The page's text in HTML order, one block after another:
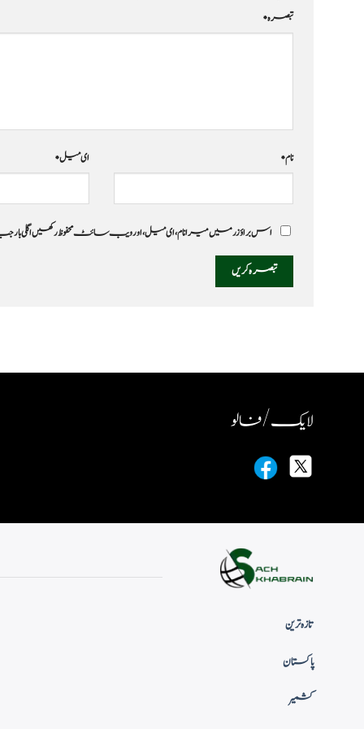
تبصرہ*
نام* ای میل*
اس براؤزر میں میرا نام، ای میل، اور ویب سائٹ محفوظ رکھیں اگلی
لایک / فالو
تازہ ترین
پاکستان
کشمیر